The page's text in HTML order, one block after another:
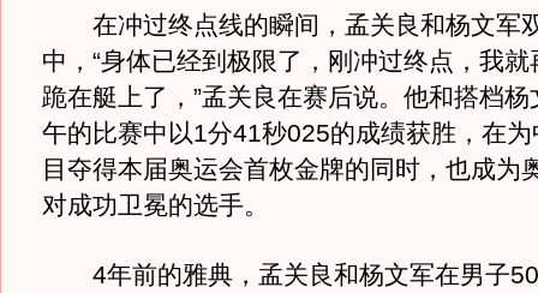
在冲过终点线的瞬间，孟关良和杨文军
中，“身体已经到极限了，刚冲过终点，我
跪在艇上了，”孟关良在赛后说。他和搭档
午的比赛中以1分41秒025的成绩获胜，在
目夺得本届奥运会首枚金牌的同时，也成为
对成功卫冕的选手。
4年前的雅典，孟关良和杨文军在男子